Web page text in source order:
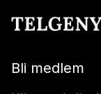
Bli medlem